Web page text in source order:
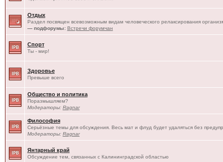
Отдых
Раздел посвящен всевозможным видам человеческого релаксирования
— подфорумы: Встречи форумчан
Спорт
Ты - мир!
Здоровье
Превыше всего
Общество и политика
Поразмышляем?
Модераторы: Ragnar
Философия
Серьёзные темы для обсуждения. Весь мат и флуд будет удаляться без
Модераторы: Ragnar
Янтарный край
Обсуждение тем, связанных с Калининградской областью